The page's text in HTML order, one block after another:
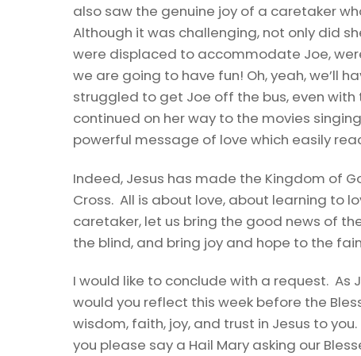
also saw the genuine joy of a caretaker
Although it was challenging, not only did
were displaced to accommodate Joe,
we are going to have fun! Oh, yeah, we’ll
struggled to get Joe off the bus, even
continued on her way to the movies
powerful message of love which easily
Indeed, Jesus has made the Kingdom of
Cross. All is about love, about learning to
caretaker, let us bring the good news of
the blind, and bring joy and hope to the
I would like to conclude with a request. As
would you reflect this week before the
wisdom, faith, joy, and trust in Jesus to
you please say a Hail Mary asking our